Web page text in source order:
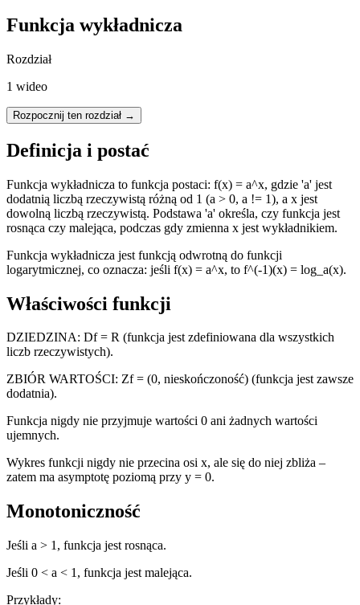
Funkcja wykładnicza
Rozdział
1 wideo
Rozpocznij ten rozdział →
Definicja i postać
Funkcja wykładnicza to funkcja postaci: f(x) = a^x, gdzie 'a' jest
dodatnią liczbą rzeczywistą różną od 1 (a > 0, a != 1), a x jest
dowolną liczbą rzeczywistą. Podstawa 'a' określa, czy funkcja jest
rosnąca czy malejąca, podczas gdy zmienna x jest wykładnikiem.
Funkcja wykładnicza jest funkcją odwrotną do funkcji
logarytmicznej, co oznacza: jeśli f(x) = a^x, to f^(-1)(x) = log_a(x).
Właściwości funkcji
DZIEDZINA: Df = R (funkcja jest zdefiniowana dla wszystkich
liczb rzeczywistych).
ZBIÓR WARTOŚCI: Zf = (0, nieskończoność) (funkcja jest zawsze
dodatnia).
Funkcja nigdy nie przyjmuje wartości 0 ani żadnych wartości
ujemnych.
Wykres funkcji nigdy nie przecina osi x, ale się do niej zbliża –
zatem ma asymptotę poziomą przy y = 0.
Monotoniczność
Jeśli a > 1, funkcja jest rosnąca.
Jeśli 0 < a < 1, funkcja jest malejąca.
Przykłady: